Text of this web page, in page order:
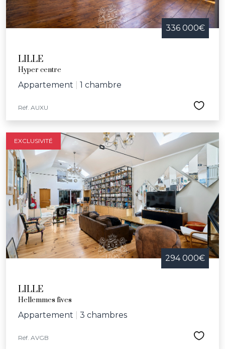
336 000€
LILLE
Hyper centre
Appartement 1 chambre
Réf. AUXU
EXCLUSIVITÉ
294 000€
LILLE
Hellemmes fives
Appartement 3 chambres
Réf. AVGB